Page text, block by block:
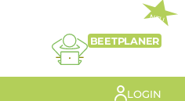
NEU
BEETPLANER
LOGIN